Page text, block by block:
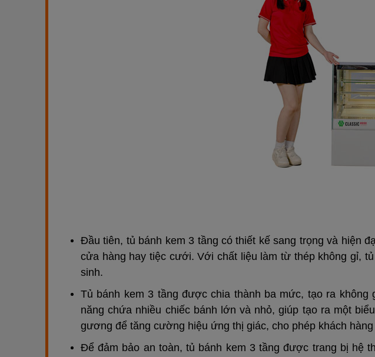
Đầu tiên, tủ bánh kem 3 tầng có thiết kế sang trọng và hiện
cửa hàng hay tiệc cưới. Với chất liệu làm từ thép không gỉ,
sinh.
Tủ bánh kem 3 tầng được chia thành ba mức, tạo ra
năng chứa nhiều chiếc bánh lớn và nhỏ, giúp tạo ra một
gương để tăng cường hiệu ứng thị giác, cho phép khách
Để đảm bảo an toàn, tủ bánh kem 3 tầng được trang bị hệ